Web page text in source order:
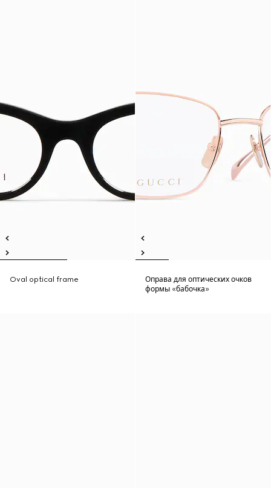
Oval optical frame
Оправа для оптических очков
формы «бабочка»